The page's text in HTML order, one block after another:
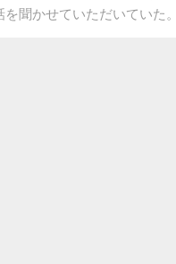
聞かせていただいていた。